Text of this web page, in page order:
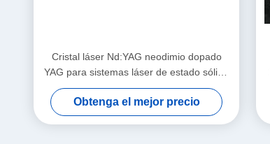
Cristal láser Nd:YAG neodimio dopado
YAG para sistemas láser de estado sólido
de alta potencia
Obtenga el mejor precio